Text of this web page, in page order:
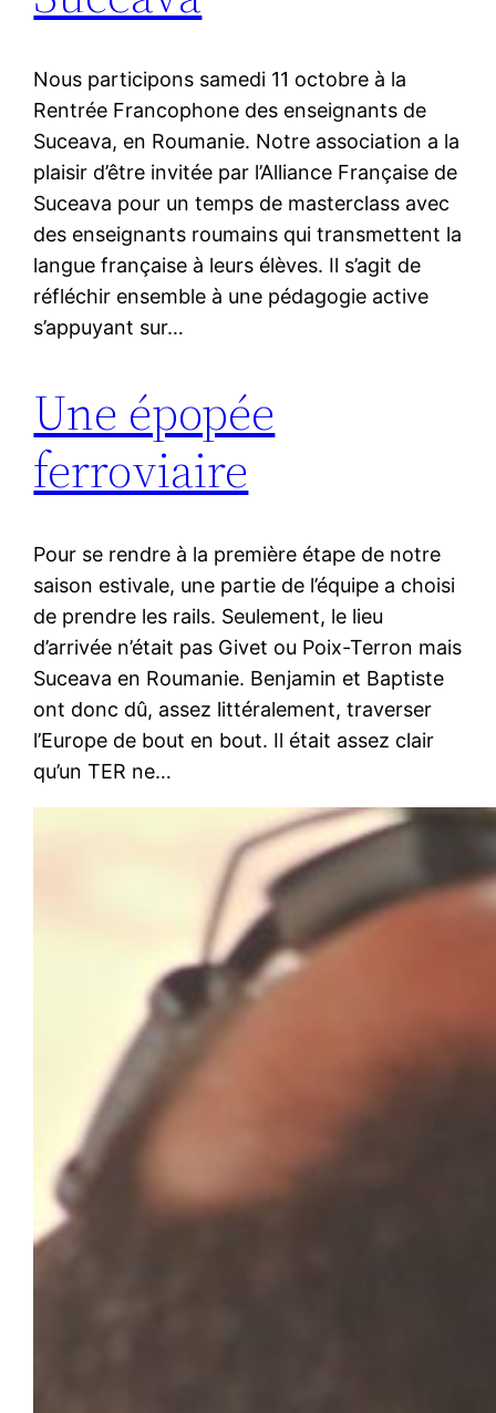
Nous participons samedi 11 octobre à la
Rentrée Francophone des enseignants de
Suceava, en Roumanie. Notre association a la
plaisir d’être invitée par l’Alliance Française de
Suceava pour un temps de masterclass avec
des enseignants roumains qui transmettent la
langue française à leurs élèves. Il s’agit de
réfléchir ensemble à une pédagogie active
s’appuyant sur…
Une épopée
ferroviaire
Pour se rendre à la première étape de notre
saison estivale, une partie de l’équipe a choisi
de prendre les rails. Seulement, le lieu
d’arrivée n’était pas Givet ou Poix-Terron mais
Suceava en Roumanie. Benjamin et Baptiste
ont donc dû, assez littéralement, traverser
l’Europe de bout en bout. Il était assez clair
qu’un TER ne…